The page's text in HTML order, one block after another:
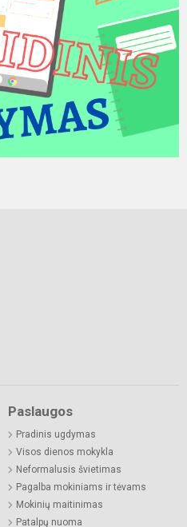
Paslaugos
Pradinis ugdymas
Visos dienos mokykla
Neformalusis švietimas
Pagalba mokiniams ir tėvams
Mokinių maitinimas
Patalpų nuoma